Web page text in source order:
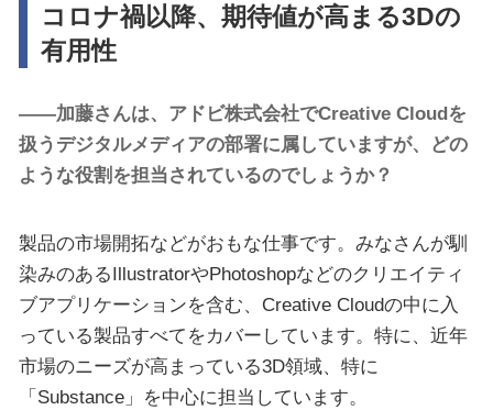
コロナ禍以降、期待値が高まる3Dの
有用性
――加藤さんは、アドビ株式会社でCreative Cloudを
扱うデジタルメディアの部署に属していますが、どの
ような役割を担当されているのでしょうか？
製品の市場開拓などがおもな仕事です。みなさんが馴
染みのあるIllustratorやPhotoshopなどのクリエイティ
ブアプリケーションを含む、Creative Cloudの中に入
っている製品すべてをカバーしています。特に、近年
市場のニーズが高まっている3D領域、特に
「Substance」を中心に担当しています。